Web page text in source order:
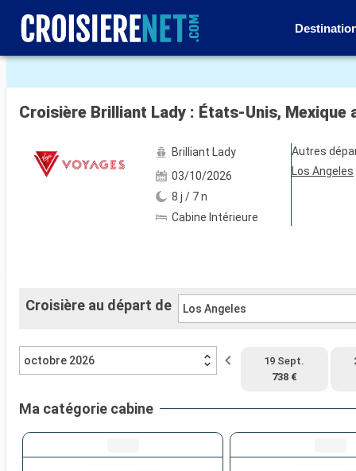
Voir les 225 autres photos
Croisière Brilliant Lady : États-Unis, Mexique
Brilliant Lady
03/10/2026
8 j / 7 n
Cabine Intérieure
Autres
Los Angeles
Croisière au départ de Los Angeles
octobre 2026
19 Sept.
738 €
Ma catégorie cabine